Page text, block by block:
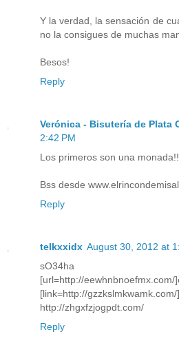
Y la verdad, la sensación de
no la consigues de muchas
Besos!
Reply
Verónica - Bisutería de Plata
2:42 PM
Los primeros son una
Bss desde
Reply
telkxxidx August 30, 2012 at
[url=http://eewhnbnoefmx.com/
[link=http://gzzkslmkwamk.com/
http://zhgxfzjogpdt.com/
Reply